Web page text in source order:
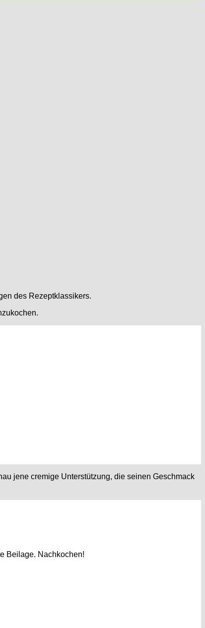
des Rezeptklassikers.
jene cremige Unterstützung, die seinen Geschmack
Beilage. Nachkochen!